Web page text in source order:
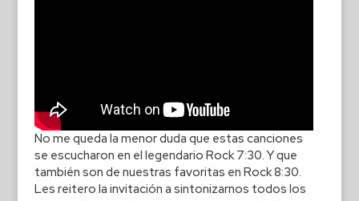
No me queda la menor duda que estas canciones
se escucharon en el legendario Rock 7:30. Y que
también son de nuestras favoritas en Rock 8:30.
Les reitero la invitación a sintonizarnos todos los